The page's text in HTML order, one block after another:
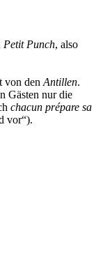
Petit Punch, also
von den Antillen.
Gästen nur die
chacun prépare sa
vor“).